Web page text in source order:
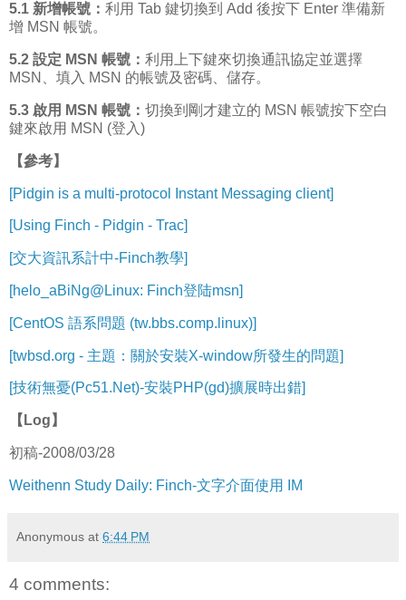
5.1 新增帳號： 利用 Tab 鍵切換到 Add 後按下 Enter 準備新
增 MSN 帳號。
5.2 設定 MSN 帳號： 利用上下鍵來切換通訊協定並選擇
MSN、填入 MSN 的帳號及密碼、儲存。
5.3 啟用 MSN 帳號： 切換到剛才建立的 MSN 帳號按下空白
鍵來啟用 MSN (登入)
【參考】
[Pidgin is a multi-protocol Instant Messaging client]
[Using Finch - Pidgin - Trac]
[交大資訊系計中-Finch教學]
[helo_aBiNg@Linux: Finch登陆msn]
[CentOS 語系問題 (tw.bbs.comp.linux)]
[twbsd.org - 主題：關於安裝X-window所發生的問題]
[技術無憂(Pc51.Net)-安裝PHP(gd)擴展時出錯]
【Log】
初稿-2008/03/28
Weithenn Study Daily: Finch-文字介面使用 IM
Anonymous at 6:44 PM
4 comments: